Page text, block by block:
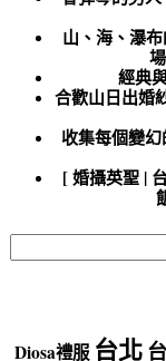
山、海、瀑
經典
合歡山日出婚
收集每個變
[ 婚攝英聖 |
搜
尋
Diosa禮服 台北